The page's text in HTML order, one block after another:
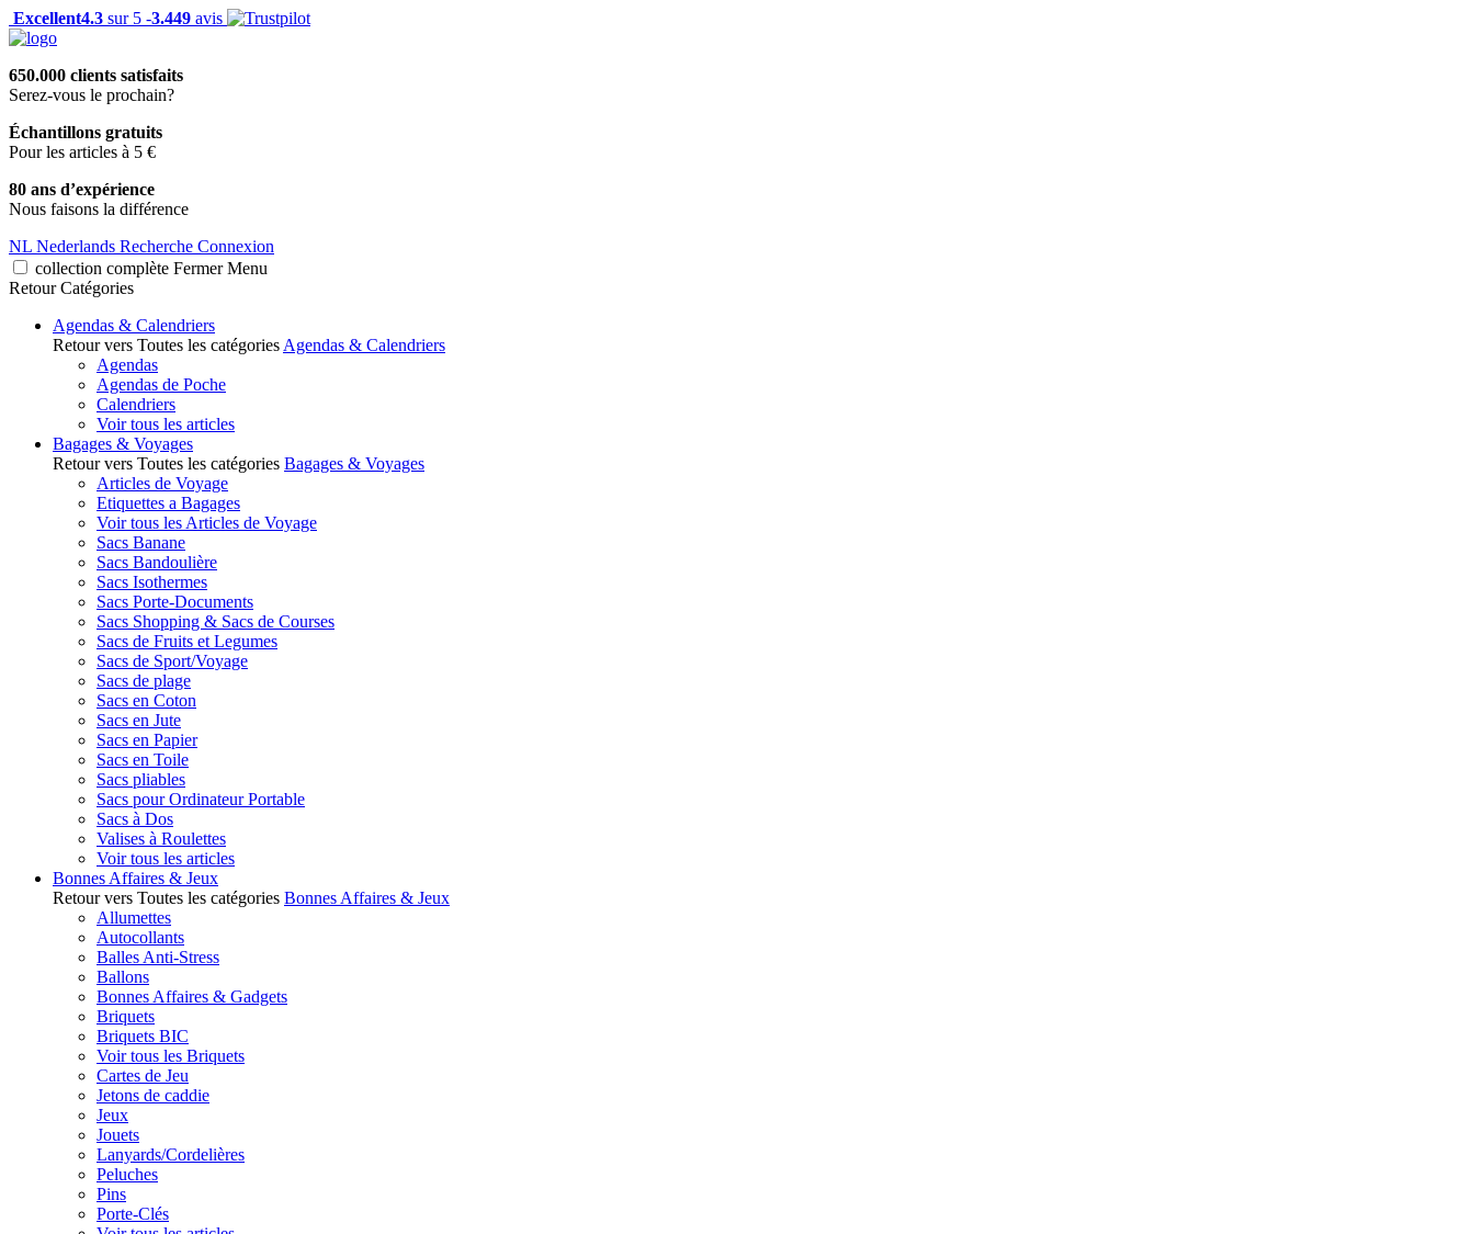
Excellent4.3 sur 5 -3.449 avis
650.000 clients satisfaits
Serez-vous le prochain?
Échantillons gratuits
Pour les articles à 5 €
80 ans d’expérience
Nous faisons la différence
NL Nederlands Recherche Connexion
collection complète Fermer Menu
Retour Catégories
Agendas & Calendriers
Retour vers Toutes les catégories Agendas & Calendriers
Agendas
Agendas de Poche
Calendriers
Voir tous les articles
Bagages & Voyages
Retour vers Toutes les catégories Bagages & Voyages
Articles de Voyage
Etiquettes a Bagages
Voir tous les Articles de Voyage
Sacs Banane
Sacs Bandoulière
Sacs Isothermes
Sacs Porte-Documents
Sacs Shopping & Sacs de Courses
Sacs de Fruits et Legumes
Sacs de Sport/Voyage
Sacs de plage
Sacs en Coton
Sacs en Jute
Sacs en Papier
Sacs en Toile
Sacs pliables
Sacs pour Ordinateur Portable
Sacs à Dos
Valises à Roulettes
Voir tous les articles
Bonnes Affaires & Jeux
Retour vers Toutes les catégories Bonnes Affaires & Jeux
Allumettes
Autocollants
Balles Anti-Stress
Ballons
Bonnes Affaires & Gadgets
Briquets
Briquets BIC
Voir tous les Briquets
Cartes de Jeu
Jetons de caddie
Jeux
Jouets
Lanyards/Cordelières
Peluches
Pins
Porte-Clés